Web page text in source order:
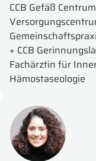
CCB Gefäß
+ CCB
Fachärztin für
Hämostaseologie